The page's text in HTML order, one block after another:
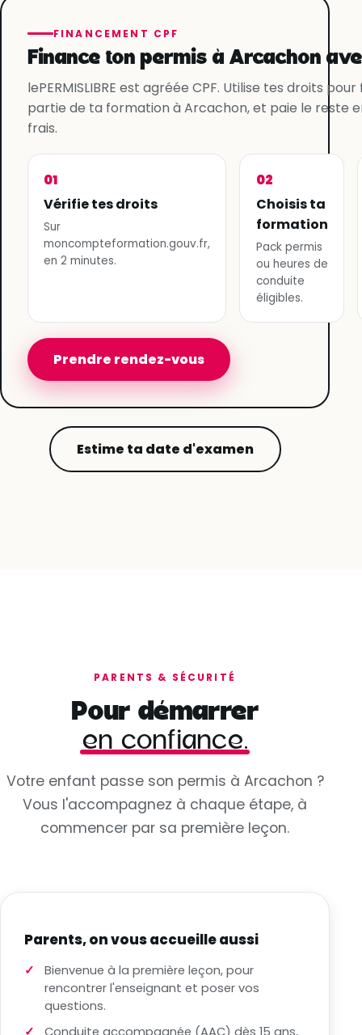
FINANCEMENT CPF
Finance ton permis à Arcachon
lePERMISLIBRE est agréée CPF. Utilise tes droits
partie de ta formation à Arcachon, et paie le reste
frais.
01
Vérifie tes droits
Sur
moncompteformation.gouv.fr,
en 2 minutes.
02
Choisis ta
formation
Pack permis
ou heures de
conduite
éligibles.
Prendre rendez-vous
Estime ta date d'examen
PARENTS & SÉCURITÉ
Pour démarrer
en confiance.
Votre enfant passe son permis à Arcachon ?
Vous l'accompagnez à chaque étape, à
commencer par sa première leçon.
Parents, on vous accueille aussi
Bienvenue à la première leçon, pour
rencontrer l'enseignant et poser vos
questions.
Conduite accompagnée (AAC) dès 15 ans,